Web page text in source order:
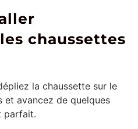
chaussettes
la chaussette sur le
et avancez de quelques
parfait.